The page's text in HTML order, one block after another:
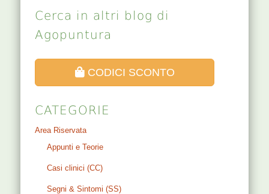
Cerca in altri blog di
Agopuntura
CODICI SCONTO
CATEGORIE
Area Riservata
Appunti e Teorie
Casi clinici (CC)
Segni & Sintomi (SS)